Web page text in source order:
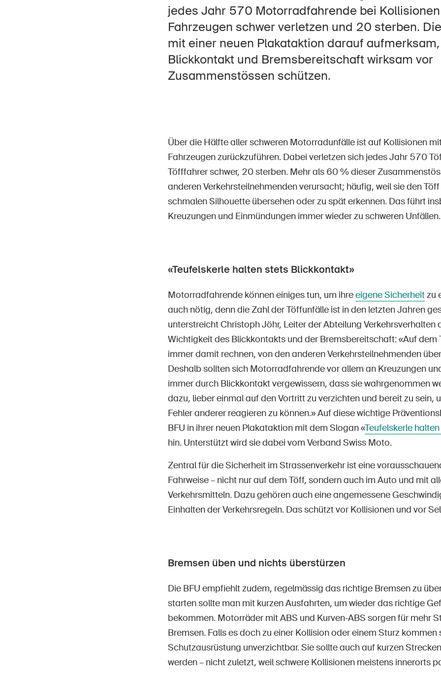
Startseite Newsletter abonnieren
jedes Jahr 570 Motorradfahrende bei
Fahrzeugen schwer verletzen und 20 sterben.
mit einer neuen Plakataktion darauf
Blickkontakt und Bremsbereitschaft wirksam vor
Zusammenstössen schützen.
Über die Hälfte aller schweren Motorradunfälle ist auf Kollisionen
Fahrzeugen zurückzuführen. Dabei verletzen sich jedes Jahr 570
Töfffahrer schwer, 20 sterben. Mehr als 60 % dieser
anderen Verkehrsteilnehmenden verursacht; häufig, weil sie den
schmalen Silhouette übersehenoder zu spät erkennen. Das führt
Kreuzungen und Einmündungen immer wieder zu schweren Unfällen.
«Teufelskerle halten stets Blickkontakt»
Motorradfahrende können einiges tun, um ihreeigene Sicherheitzu
auch nötig, denn die Zahl der Töffunfälle ist in den letzten Jahren
unterstreicht Christoph Jöhr, Leiter der Abteilung Verkehrsverhalten
Wichtigkeit des Blickkontakts und der Bremsbereitschaft: «Auf dem
immer damit rechnen, von den anderen Verkehrsteilnehmenden
Deshalb sollten sich Motorradfahrende vor allem an Kreuzungen
immer durch Blickkontakt vergewissern, dass sie wahrgenommen
dazu, lieber einmal auf den Vortritt zu verzichten und bereit zu sein,
Fehler anderer reagieren zu können.» Auf diese wichtige
BFU in ihrer neuen Plakataktion mit dem Slogan «Teufelskerle
hin. Unterstützt wird sie dabei vom Verband Swiss Moto.
Zentral für die Sicherheit im Strassenverkehr ist eine
Fahrweise – nicht nur auf dem Töff, sondern auch im Auto und mit
Verkehrsmitteln. Dazu gehören auch eine angemessene
Einhalten der Verkehrsregeln. Das schützt vor Kollisionen und vor
Bremsen üben und nichts überstürzen
Die BFU empfiehlt zudem, regelmässig das richtige Bremsen zu
starten sollte man mit kurzen Ausfahrten, um wieder das richtige
bekommen. Motorräder mit ABS und Kurven-ABS sorgen für mehr
Bremsen. Falls es doch zu einer Kollision oder einem Sturz kommen
Schutzausrüstung unverzichtbar. Sie sollte auch auf kurzen
werden – nicht zuletzt, weil schwere Kollisionen meistens innerorts